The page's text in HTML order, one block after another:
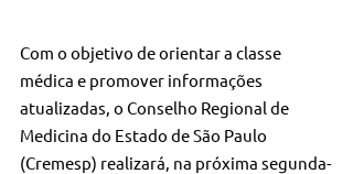
Com o objetivo de orientar a classe
médica e promover informações
atualizadas, o Conselho Regional de
Medicina do Estado de São Paulo
(Cremesp) realizará, na próxima segunda-